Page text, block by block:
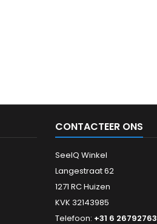
CONTACTEER ONS
SeeIQ Winkel
Langestraat 62
1271 RC Huizen
KVK 32143985
Telefoon: +31 6 26792763